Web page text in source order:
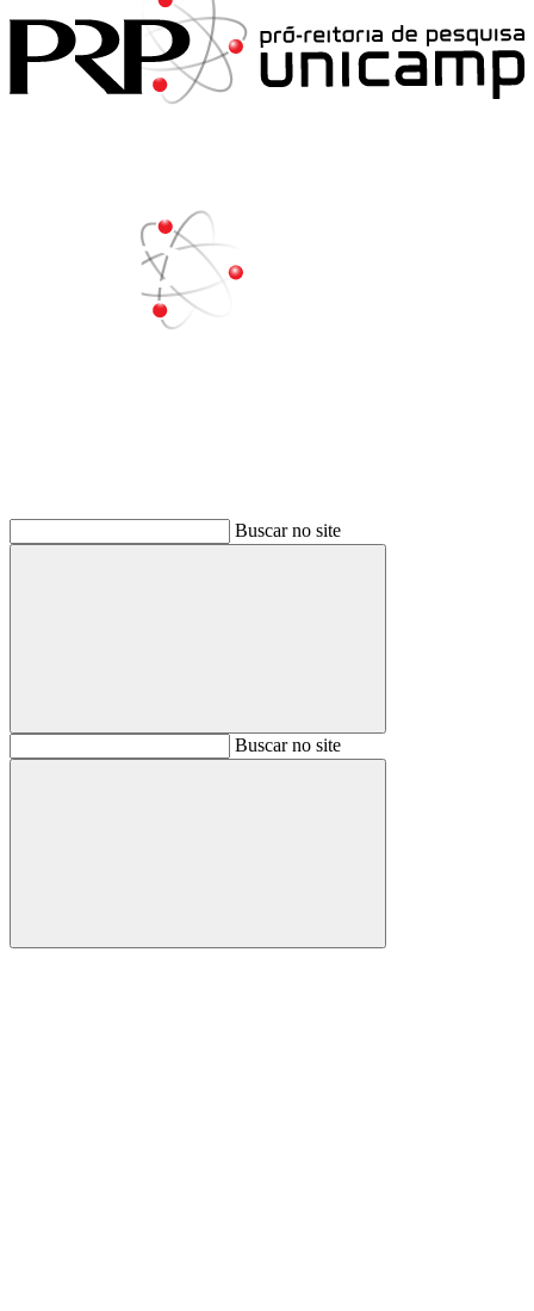
Buscar no site
BuscarBuscar no site
Buscar